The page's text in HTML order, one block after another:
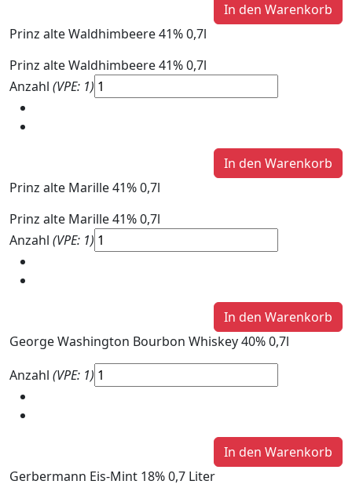
Prinz alte Waldhimbeere 41% 0,7l
Prinz alte Waldhimbeere 41% 0,7l
Anzahl (VPE: 1)
Prinz alte Marille 41% 0,7l
Prinz alte Marille 41% 0,7l
Anzahl (VPE: 1)
George Washington Bourbon Whiskey 40% 0,7l
Anzahl (VPE: 1)
Gerbermann Eis-Mint 18% 0,7 Liter